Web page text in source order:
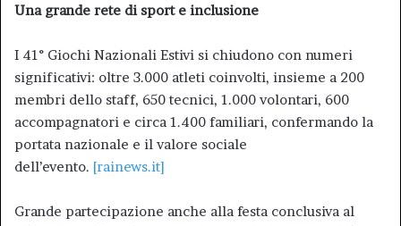
Una grande rete di sport e inclusione
I 41° Giochi Nazionali Estivi si chiudono con numeri
significativi: oltre 3.000 atleti coinvolti, insieme a 200
membri dello staff, 650 tecnici, 1.000 volontari, 600
accompagnatori e circa 1.400 familiari, confermando la
portata nazionale e il valore sociale
dell’evento. [rainews.it]
Grande partecipazione anche alla festa conclusiva al